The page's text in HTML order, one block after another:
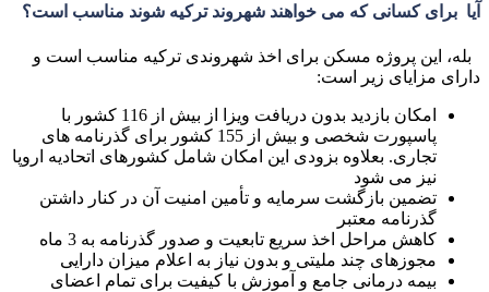
آیا برای کسانی که می خواهند شهروند ترکیه شوند مناسب است؟
بله، این پروژه مسکن برای اخذ شهروندی ترکیه مناسب است و
دارای مزایای زیر است:
امکان بازدید بدون دریافت ویزا از بیش از 116 کشور با
پاسپورت شخصی و بیش از 155 کشور برای گذرنامه های
تجاری. بعلاوه بزودی این امکان شامل کشورهای اتحادیه اروپا
نیز می شود
تضمین بازگشت سرمایه و تأمین امنیت آن در کنار داشتن
گذرنامه معتبر
کاهش مراحل اخذ سریع تابعیت و صدور گذرنامه به 3 ماه
مجوزهای چند ملیتی و بدون نیاز به اعلام میزان دارایی
بیمه درمانی جامع و آموزش با کیفیت برای تمام اعضای